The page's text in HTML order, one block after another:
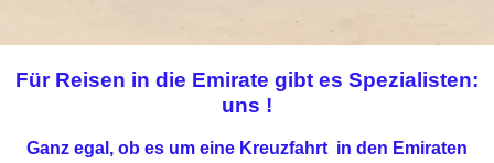
Für Reisen in die Emirate gibt es Spezialisten:
uns !
Ganz egal, ob es um eine Kreuzfahrt in den Emiraten